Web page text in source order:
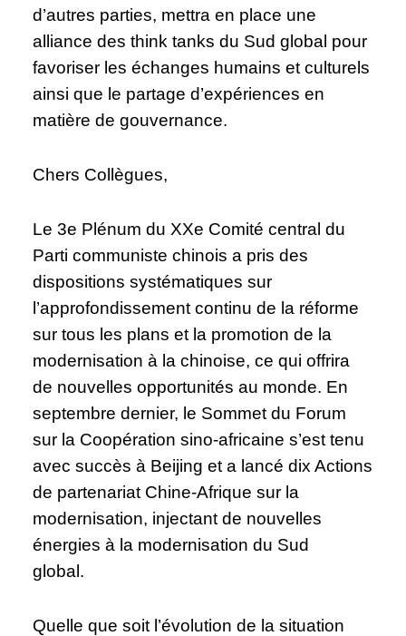
d’autres parties, mettra en place une
alliance des think tanks du Sud global pour
favoriser les échanges humains et culturels
ainsi que le partage d’expériences en
matière de gouvernance.
Chers Collègues,
Le 3e Plénum du XXe Comité central du
Parti communiste chinois a pris des
dispositions systématiques sur
l’approfondissement continu de la réforme
sur tous les plans et la promotion de la
modernisation à la chinoise, ce qui offrira
de nouvelles opportunités au monde. En
septembre dernier, le Sommet du Forum
sur la Coopération sino-africaine s’est tenu
avec succès à Beijing et a lancé dix Actions
de partenariat Chine-Afrique sur la
modernisation, injectant de nouvelles
énergies à la modernisation du Sud
global.
Quelle que soit l’évolution de la situation